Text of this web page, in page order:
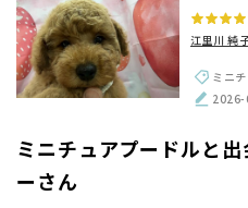
江里川 純
ミニ
ミニチュアプードルと
ーさん